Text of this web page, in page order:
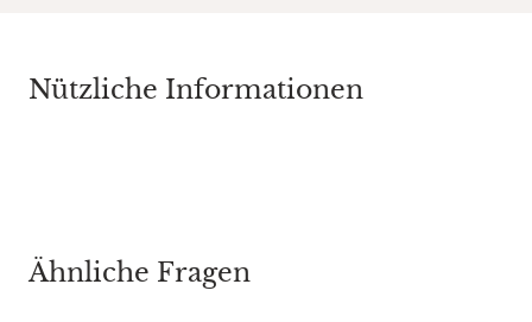
Nützliche Informationen
Ähnliche Fragen